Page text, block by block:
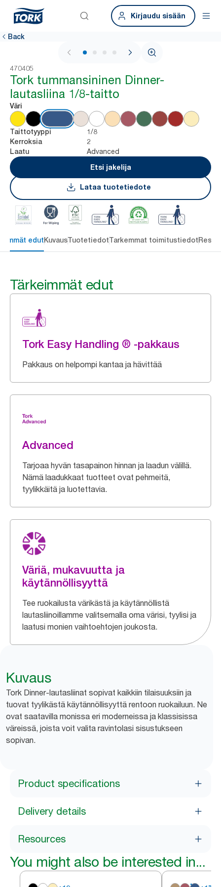
Kirjaudu sisään
Back
1 / 4
470405
Tork tummansininen Dinner-
lautasliina 1/8-taitto
Väri
Taittotyyppi 1/8
Kerroksia 2
Laatu
Advanced
Etsi jakelija
Lataa tuotetiedote
edutKuvausTuotetiedotTarkemmat toimitustiedot
Tärkeimmät edut
Tork Easy Handling ® -pakkaus
Pakkaus on helpompi kantaa ja hävittää
Advanced
Tarjoaa hyvän tasapainon hinnan ja laadun välillä.
Nämä laadukkaat tuotteet ovat pehmeitä,
tyylikkäitä ja luotettavia.
Väriä, mukavuutta ja
käytännöllisyyttä
Tee ruokailusta värikästä ja käytännöllistä
lautasliinoillamme valitsemalla oma värisi, tyylisi ja
laatusi monien vaihtoehtojen joukosta.
Kuvaus
Tork Dinner-lautasliinat sopivat kaikkiin tilaisuuksiin ja
tuovat tyylikästä käytännöllisyyttä rentoon ruokailuun. Ne
ovat saatavilla monissa eri moderneissa ja klassisissa
väreissä, joista voit valita ravintolasi sisustukseen
sopivan.
Product specifications
Delivery details
Resources
You might also be interested in...